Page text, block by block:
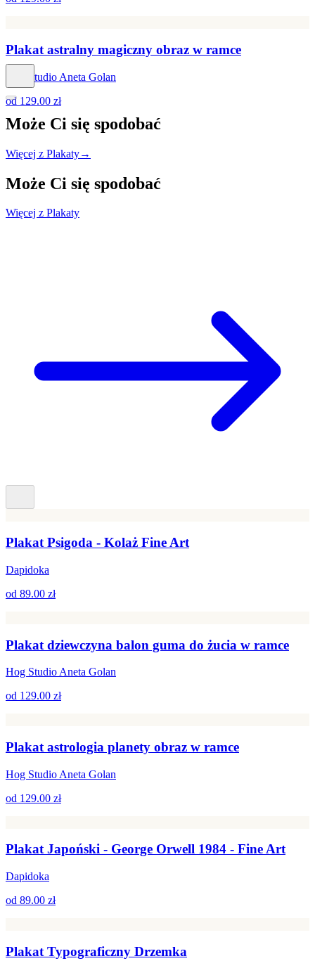
Plakat astralny magiczny obraz w ramce
Hog Studio Aneta Golan
od 129.00 zł
Może Ci się spodobać
Więcej z Plakaty→
Może Ci się spodobać
Więcej z Plakaty
Plakat Psigoda - Kolaż Fine Art
Dapidoka
od 89.00 zł
Plakat dziewczyna balon guma do żucia w ramce
Hog Studio Aneta Golan
od 129.00 zł
Plakat astrologia planety obraz w ramce
Hog Studio Aneta Golan
od 129.00 zł
Plakat Japoński - George Orwell 1984 - Fine Art
Dapidoka
od 89.00 zł
Plakat Typograficzny Drzemka